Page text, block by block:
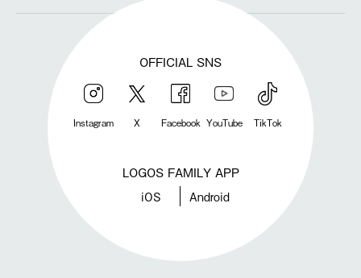
OFFICIAL SNS
Instagram X Facebook YouTube TikTok
LOGOS FAMILY APP
iOS Android